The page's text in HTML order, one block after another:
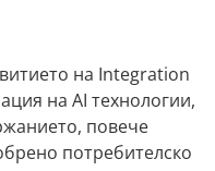
на Integration
на AI технологии,
повече
потребителско